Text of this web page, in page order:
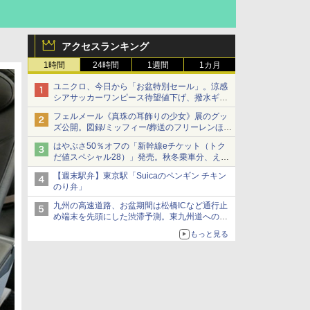
アクセスランキング
1時間 24時間 1週間 1カ月
ユニクロ、今日から「お盆特別セール」。涼感
シアサッカーワンピース待望値下げ、撥水ギア
ショーツは1990円に
フェルメール《真珠の耳飾りの少女》展のグッ
ズ公開。図録/ミッフィー/葬送のフリーレンほ
か、注目ブランドコラボが実現
はやぶさ50％オフの「新幹線eチケット（トク
だ値スペシャル28）」発売。秋冬乗車分、えき
ねっと限定
【週末駅弁】東京駅「Suicaのペンギン チキン
のり弁」
九州の高速道路、お盆期間は松橋ICなど通行止
め端末を先頭にした渋滞予測。東九州道への迂
もっと見る